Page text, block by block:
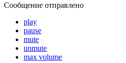
Сообщение отправлено
play
pause
mute
unmute
max volume